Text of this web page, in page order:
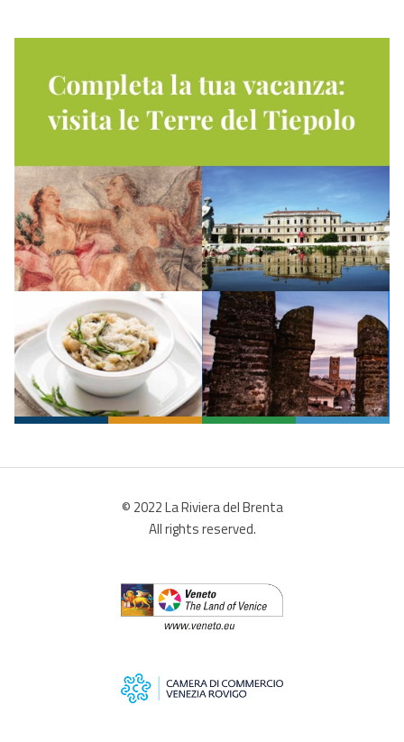
© 2022 La Riviera del Brenta
All rights reserved.